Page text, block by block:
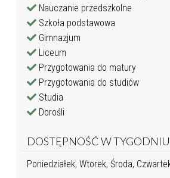
Nauczanie przedszkolne
Szkoła podstawowa
Gimnazjum
Liceum
Przygotowania do matury
Przygotowania do studiów
Studia
Dorośli
DOSTĘPNOŚĆ W TYGODNIU
Poniedziałek, Wtorek, Środa,